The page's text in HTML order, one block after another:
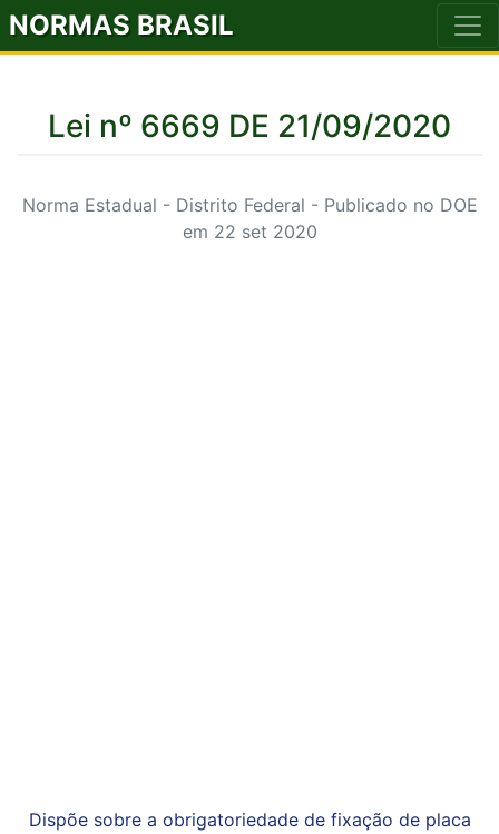
NORMAS BRASIL
Lei nº 6669 DE 21/09/2020
Norma Estadual - Distrito Federal - Publicado no DOE
em 22 set 2020
Dispõe sobre a obrigatoriedade de fixação de placa